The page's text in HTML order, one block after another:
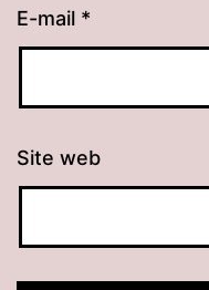
E-mail *
Site web